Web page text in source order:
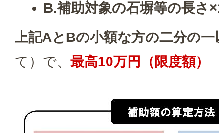
B.補助対象の石塀等の長さ
上記AとBの小額な方の二分の一
て）で、 最高10万円（限度額）